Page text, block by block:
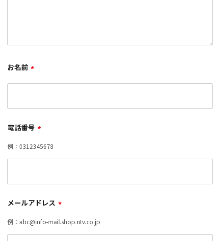
お名前 *
電話番号 *
例：0312345678
メールアドレス *
例：abc@info-mail.shop.ntv.co.jp